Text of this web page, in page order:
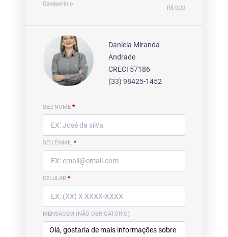
Condomínio
R$ 0,00
Daniela Miranda
Andrade
CRECI 57186
(33) 98425-1452
SEU NOME *
SEU E-MAIL *
CELULAR *
MENSAGEM (NÃO OBRIGATÓRIO)